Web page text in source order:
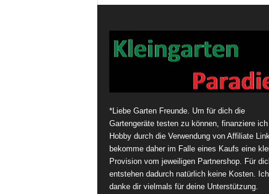
*Liebe Garten Freunde. Um für dich die
Gartengeräte testen zu können, finanziere
Hobby durch die Verwendung von Affiliate
bekomme daher im Falle eines Kaufs eine
Provision vom jeweiligen Partnershop. Für
entstehen dadurch natürlich keine Kosten. Ich
danke dir vielmals für deine Unterstützung.